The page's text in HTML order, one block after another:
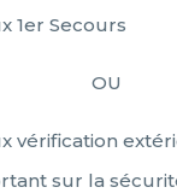
1er Secours
OU
vérification
sur la